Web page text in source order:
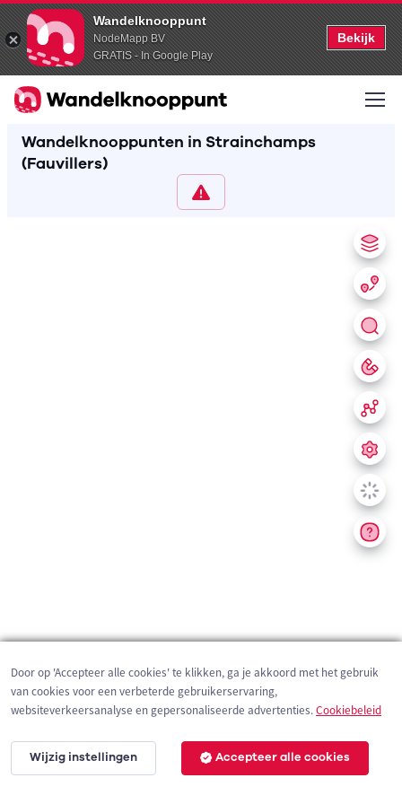
Wandelknooppunt
NodeMapp BV
GRATIS - In Google Play
Bekijk
Wandelknooppunten in Strainchamps
(Fauvillers)
200 m
Door op 'Accepteer alle cookies' te klikken, ga je akkoord met het gebruik
van cookies voor een verbeterde gebruikerservaring,
websiteverkeersanalyse en gepersonaliseerde advertenties.Cookiebeleid
Wijzig instellingen Accepteer alle cookies